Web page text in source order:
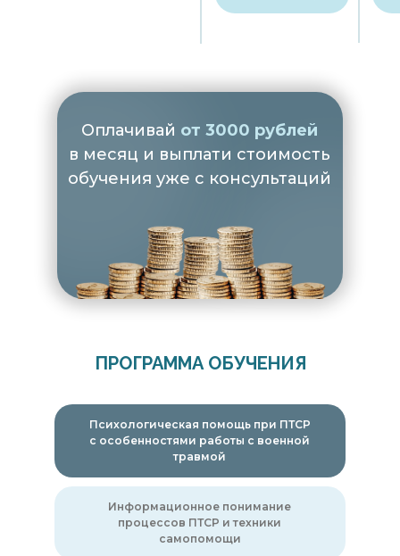
Оплачивай от 3000 рублей
в месяц и выплати стоимость
обучения уже с консультаций
ПРОГРАММА ОБУЧЕНИЯ
Психологическая помощь при ПТСР
с особенностями работы с военной
травмой
Информационное понимание
процессов ПТСР и техники
самопомощи